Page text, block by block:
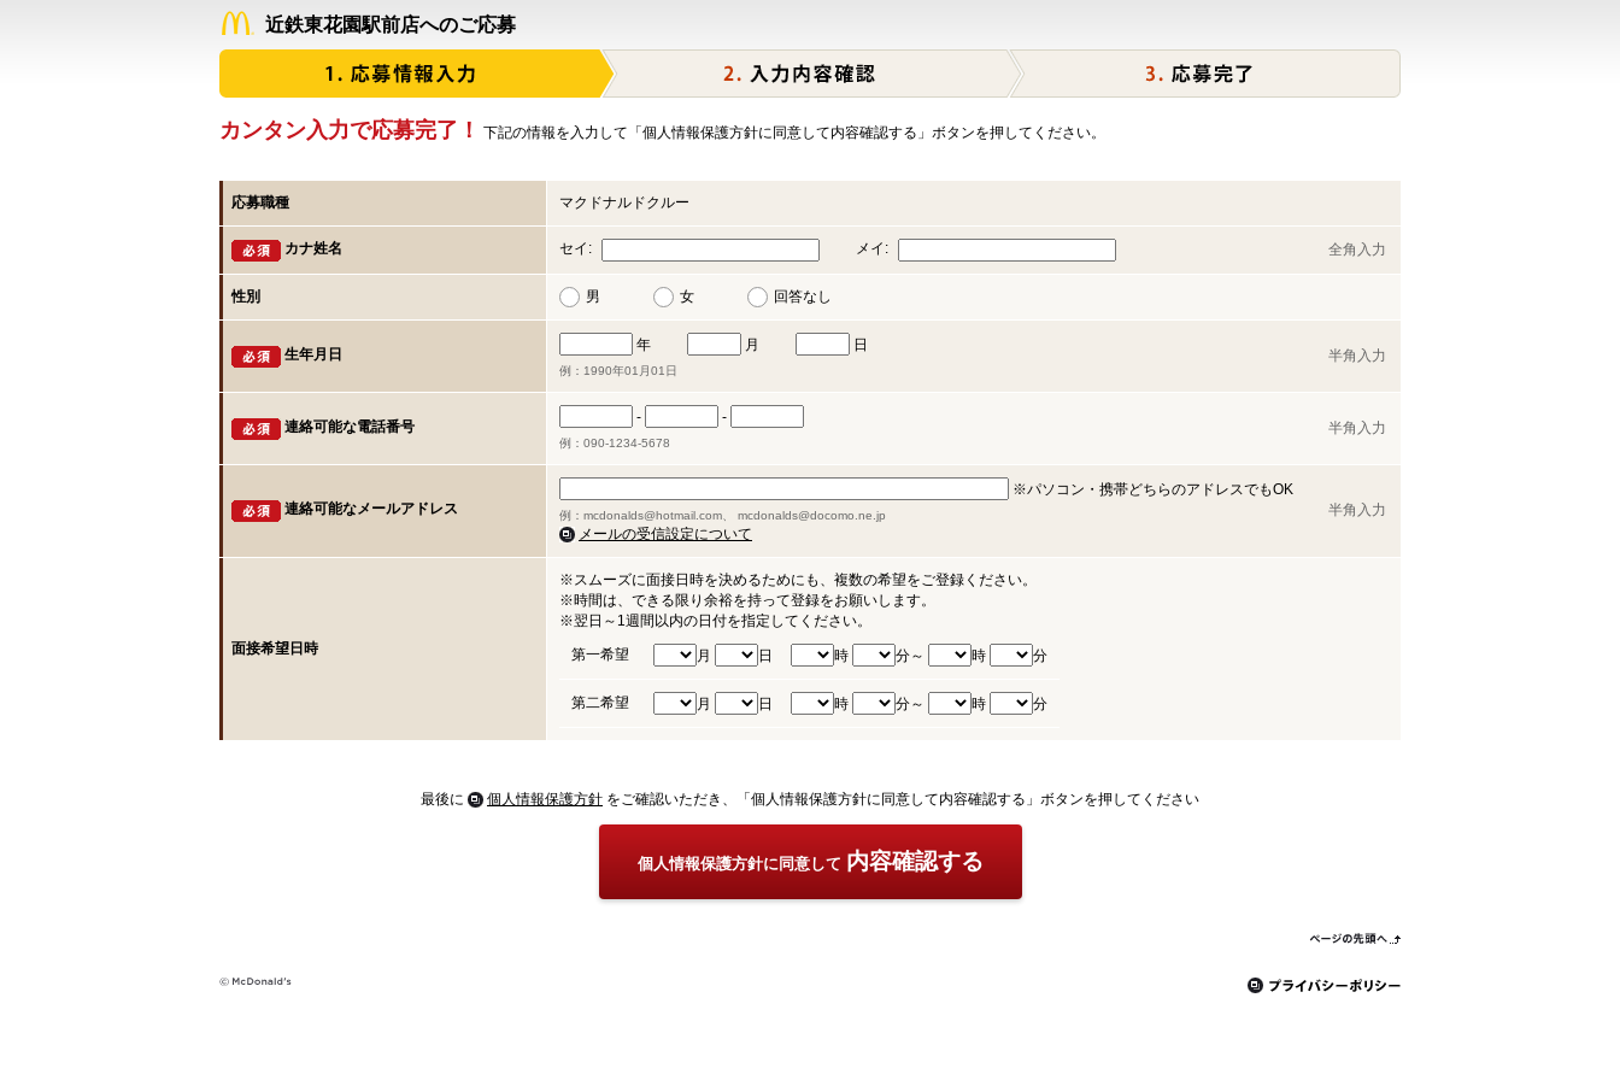
近鉄東花園駅前店へのご応募
カンタン入力で応募完了！ 下記の情報を入力して「個人情報保護方針に同意して内容確認する」ボタンを押してください。
応募職種 マクドナルドクルー
カナ姓名 セイ: メイ: 全角入力
性別 男 女 回答なし
生年月日
年 月 日
例：1990年01月01日
半角入力
連絡可能な電話番号
- -
例：090-1234-5678
半角入力
連絡可能なメールアドレス
※パソコン・携帯どちらのアドレスでもOK
例：mcdonalds@hotmail.com、 mcdonalds@docomo.ne.jp
メールの受信設定について
半角入力
面接希望日時
※スムーズに面接日時を決めるためにも、複数の希望をご登録ください。
※時間は、できる限り余裕を持って登録をお願いします。
※翌日～1週間以内の日付を指定してください。
第一希望
月 日 時 分～ 時 分
第二希望 月 日 時 分～ 時 分
最後に 個人情報保護方針 をご確認いただき、「個人情報保護方針に同意して内容確認する」ボタンを押してください
個人情報保護方針に同意して 内容確認する